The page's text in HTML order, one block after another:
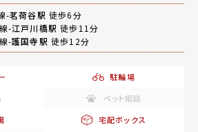
-茗荷谷駅 徒歩6分
-江戸川橋駅 徒歩11分
-護国寺駅 徒歩12分
駐輪場
ペット相談
宅配ボックス